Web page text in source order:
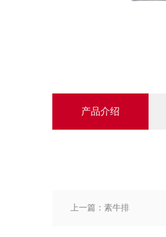
产品介绍
上一篇：素牛排